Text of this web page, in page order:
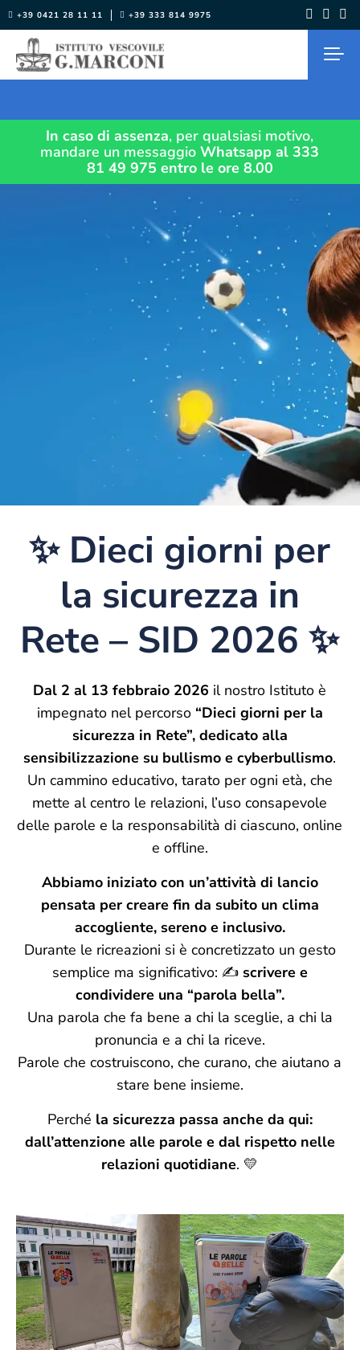
Salta
al
contenuto
+39 0421 28 11 11 +39 333 814 9975
In caso di assenza, per qualsiasi motivo,
mandare un messaggioWhatsapp al 333
81 49 975 entro le ore 8.00
✨ Dieci giorni per
la sicurezza in
Rete – SID 2026 ✨
Dal 2 al 13 febbraio 2026 il nostro Istituto è
impegnato nel percorso “Dieci giorni per la
sicurezza in Rete”, dedicato alla
sensibilizzazione su bullismo e cyberbullismo.
Un cammino educativo, tarato per ogni età, che
mette al centro le relazioni, l’uso consapevole
delle parole e la responsabilità di ciascuno, online
e offline.
Abbiamo iniziato con un’attività di lancio
pensata per creare fin da subito un clima
accogliente, sereno e inclusivo.
Durante le ricreazioni si è concretizzato un gesto
semplice ma significativo: ✍️ scrivere e
condividere una “parola bella”.
Una parola che fa bene a chi la sceglie, a chi la
pronuncia e a chi la riceve.
Parole che costruiscono, che curano, che aiutano a
stare bene insieme.
Perché la sicurezza passa anche da qui:
dall’attenzione alle parole e dal rispetto nelle
relazioni quotidiane. 💛